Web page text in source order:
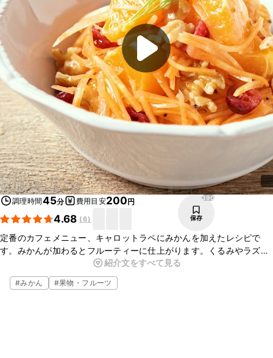
調理時間45分 費用目安200円
4.68 (6)
390
保存
定番のカフェメニュー、キャロットラペにみかんを加えたレシピで
す。みかんが加わるとフルーティーに仕上がります。くるみやラズベ
リーはアーモンドスライスやアプリコットに置き換えても良いです
よ。ぜひお試しください。
紹介文をすべて見る
#みかん #果物・フルーツ